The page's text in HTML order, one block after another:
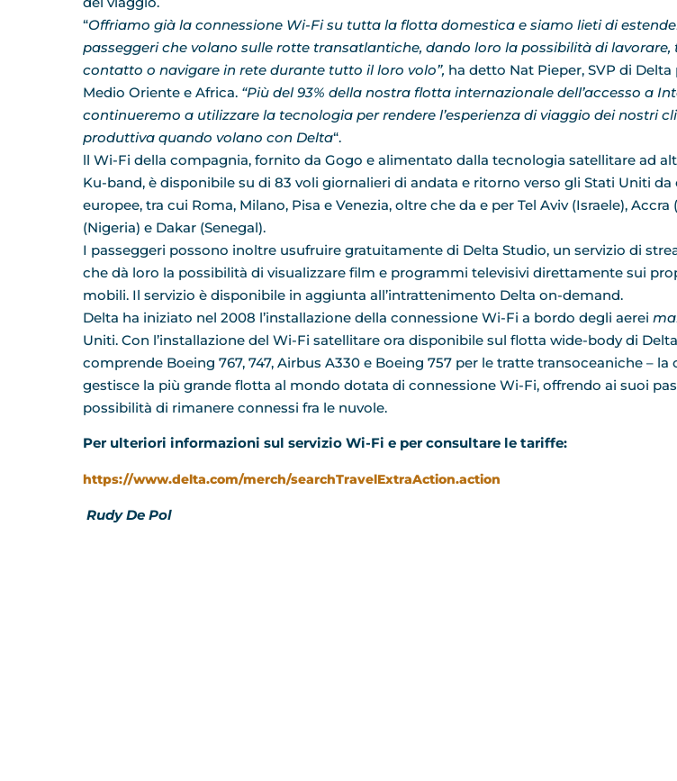
“Offriamo già la connessione Wi-Fi su tutta la flotta domestica e siamo lieti di
passeggeri che volano sulle rotte transatlantiche, dando loro la possibilità di lavorare,
contatto o navigare in rete durante tutto il loro volo”, ha detto Nat Pieper, SVP di Delta
Medio Oriente e Africa. “Più del 93% della nostra flotta internazionale dell’accesso a
continueremo a utilizzare la tecnologia per rendere l’esperienza di viaggio dei nostri
produttiva quando volano con Delta“.
ll Wi-Fi della compagnia, fornito da Gogo e alimentato dalla tecnologia satellitare ad
Ku-band, è disponibile su di 83 voli giornalieri di andata e ritorno verso gli Stati Uniti da
europee, tra cui Roma, Milano, Pisa e Venezia, oltre che da e per Tel Aviv (Israele), Accra
(Nigeria) e Dakar (Senegal).
I passeggeri possono inoltre usufruire gratuitamente di Delta Studio, un servizio di
che dà loro la possibilità di visualizzare film e programmi televisivi direttamente sui
mobili. Il servizio è disponibile in aggiunta all’intrattenimento Delta on-demand.
Delta ha iniziato nel 2008 l’installazione della connessione Wi-Fi a bordo degli aerei
Uniti. Con l’installazione del Wi-Fi satellitare ora disponibile sul flotta wide-body di
comprende Boeing 767, 747, Airbus A330 e Boeing 757 per le tratte transoceaniche – la
gestisce la più grande flotta al mondo dotata di connessione Wi-Fi, offrendo ai suoi
possibilità di rimanere connessi fra le nuvole.
Per ulteriori informazioni sul servizio Wi-Fi e per consultare le tariffe:
https://www.delta.com/merch/searchTravelExtraAction.action
Rudy De Pol